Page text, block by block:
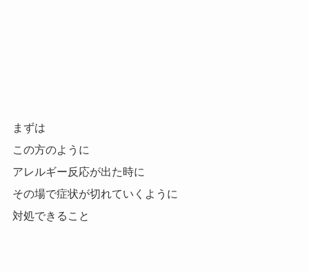
まずは
この方のように
アレルギー反応が出た時に
その場で症状が切れていくように
対処できること